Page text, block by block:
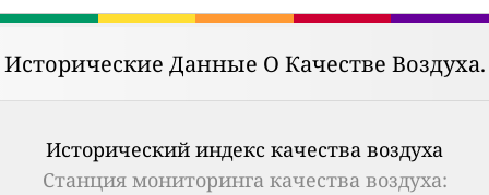
Исторические Данные О Качестве Воздуха.
Исторический индекс качества воздуха
Станция мониторинга качества воздуха: